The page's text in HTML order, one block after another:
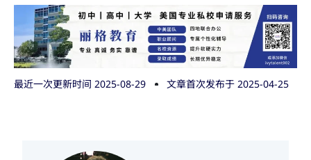
最近一次更新时间 2025-08-29 文章首次发布于 2025-04-25